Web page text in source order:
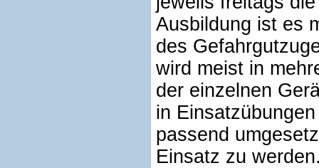
Ausbildung ist es
des
wird meist in
der einzelnen
in
passend
Einsatz zu